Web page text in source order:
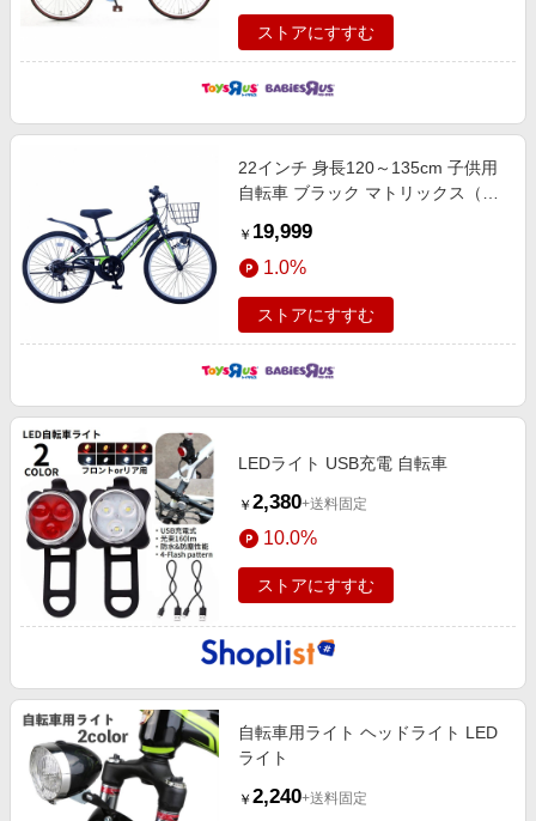
ッズ自転車 誕生日 プレゼント ギフ
ト 【大型別送品 配送日指定不可】
ストアにすすむ
22インチ 身長120～135cm 子供用
自転車 ブラック マトリックス（ブ
段変速 LEDダイナモライト 鍵付き
男の子 かっこいい トイザらス限定
こども用自転車 子ども用自転車 キ
ッズ自転車 誕生日 プレゼント ギフ
ト 【大型別送品 配送日指定不可】
￥ 19,999
1.0%
ストアにすすむ
LEDライト USB充電 自転車
￥ 2,380+送料固定
10.0%
ストアにすすむ
自転車用ライト ヘッドライト LED
ライト
￥ 2,240+送料固定